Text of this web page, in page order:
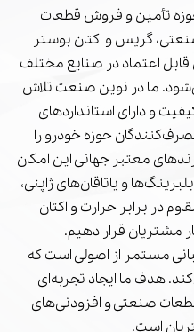
تأمین و فروش قطعات
گریس و اکتان بوستر
قابل اعتماد در صنایع مختلف
ما در نوین صنعت تلاش
و دارای استانداردهای
حوزه خودرو را
معتبر جهانی این امکان
و یاتاقان‌های ژاپنی،
در برابر حرارت و اکتان
مشتریان قرار دهیم.
مستمر از اصولی است که
هدف ما ایجاد تجربه‌ای
صنعتی و افزودنی‌های
است.